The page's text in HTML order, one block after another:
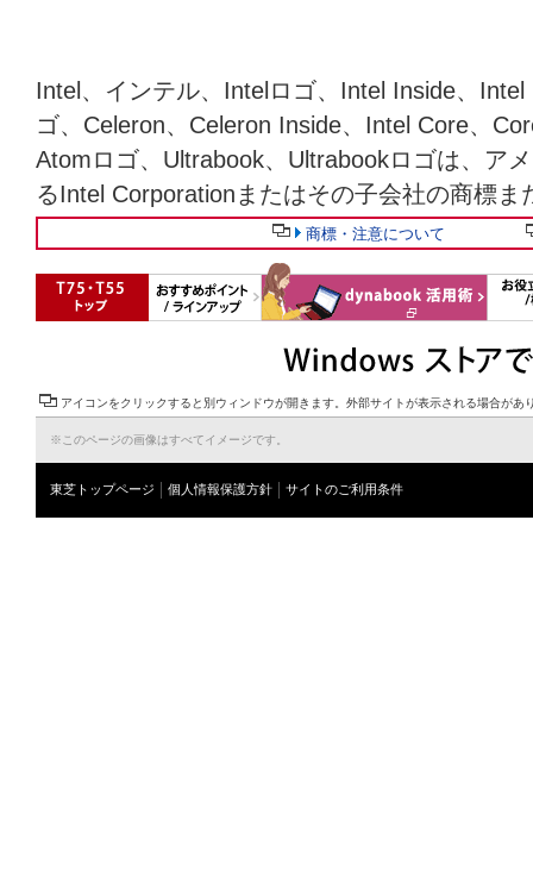
Intel、インテル、Intelロゴ、Intel Inside、
ゴ、Celeron、Celeron Inside、Intel Core、
Atomロゴ、Ultrabook、Ultrabookロゴは、ア
るIntel Corporationまたはその子会社の商標ま
商標・注意について
アイコンをクリックすると別ウィンドウが開きます。外部サイトが表示される場合があ
※このページの画像はすべてイメージです。
東芝トップページ 個人情報保護方針 サイトのご利用条件